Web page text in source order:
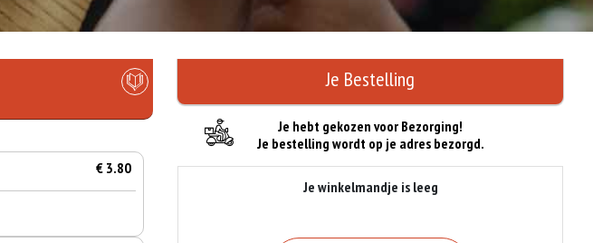
€ 3.80
Je hebt gekozen voor Bezorging!
Je bestelling wordt op je adres bezorgd.
Je winkelmandje is leeg
Je Bestelling